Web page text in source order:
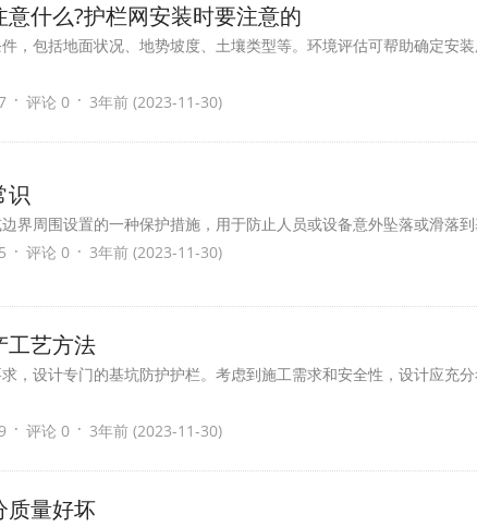
什么?护栏网安装时要注意的
，包括地面状况、地势坡度、土壤类型等。环境评估可帮助确定安
· 评论 0 · 3年前 (2023-11-30)
识
界周围设置的一种保护措施，用于防止人员或设备意外坠落或滑落到
· 评论 0 · 3年前 (2023-11-30)
工艺方法
，设计专门的基坑防护护栏。考虑到施工需求和安全性，设计应充
· 评论 0 · 3年前 (2023-11-30)
质量好坏